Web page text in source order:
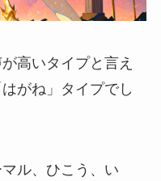
高いタイプと言え
がね」タイプでし
ル、ひこう、い